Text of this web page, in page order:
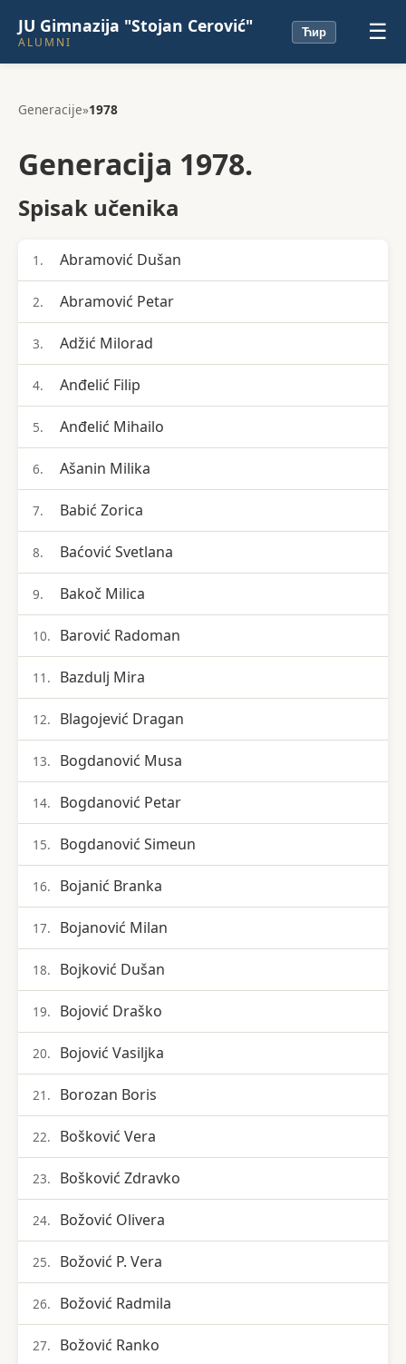
JU Gimnazija "Stojan Cerović"
ALUMNI
Ћир ☰
Generacije»1978
Generacija 1978.
Spisak učenika
1. Abramović Dušan
2. Abramović Petar
3. Adžić Milorad
4. Anđelić Filip
5. Anđelić Mihailo
6. Ašanin Milika
7. Babić Zorica
8. Baćović Svetlana
9. Bakoč Milica
10. Barović Radoman
11. Bazdulj Mira
12. Blagojević Dragan
13. Bogdanović Musa
14. Bogdanović Petar
15. Bogdanović Simeun
16. Bojanić Branka
17. Bojanović Milan
18. Bojković Dušan
19. Bojović Draško
20. Bojović Vasiljka
21. Borozan Boris
22. Bošković Vera
23. Bošković Zdravko
24. Božović Olivera
25. Božović P. Vera
26. Božović Radmila
27. Božović Ranko